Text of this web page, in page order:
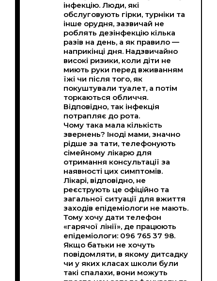
інфекцію. Люди, які
обслуговують гірки, турніки та
інше орудня, зазвичай не
роблять дезінфекцію кілька
разів на день, а як правило —
наприкінці дня. Надзвичайно
високі ризики, коли діти не
миють руки перед вживанням
їжі чи після того, як
покуштували туалет, а потім
торкаються обличчя.
Відповідно, так інфекція
потрапляє до рота.
Чому така мала кількість
звернень? Іноді мами, значно
рідше за тати, телефонують
сімейному лікарю для
отримання консультації за
наявності цих симптомів.
Лікарі, відповідно, не
реєструють це офіційно та
загальної ситуації для вжиття
заходів епідеміологи не мають.
Тому хочу дати телефон
«гарячої лінії», де працюють
епідеміологи: 096 765 37 98.
Якщо батьки не хочуть
повідомляти, в якому дитсадку
чи у яких класах школи були
такі спалахи, вони можуть